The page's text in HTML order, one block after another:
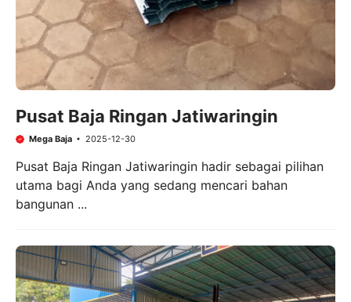
Pusat Baja Ringan Jatiwaringin
Mega Baja 2025-12-30
Pusat Baja Ringan Jatiwaringin hadir sebagai pilihan
utama bagi Anda yang sedang mencari bahan
bangunan ...